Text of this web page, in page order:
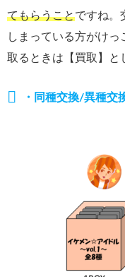
てもらうことですね。
しまっている方がけ
取るときは【買取】と
・同種交換/異種